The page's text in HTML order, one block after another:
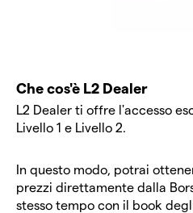
Che cos'è L2 Dealer
L2 Dealer ti offre l'accesso
Livello 1 e Livello 2.
In questo modo, potrai
prezzi direttamente dalla
stesso tempo con il book